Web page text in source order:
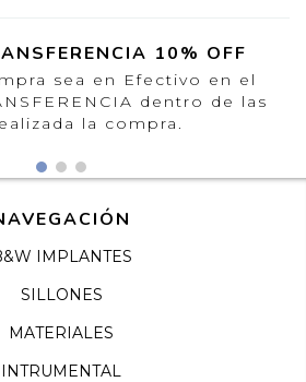
10% OFF
sea en Efectivo en el
dentro de las
la compra.
IMPLANTES
SILLONES
MATERIALES
INTRUMENTAL